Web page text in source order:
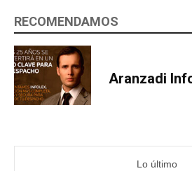
RECOMENDAMOS
Aranzadi
Lo último